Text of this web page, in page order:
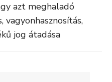
azt meghaladó
jog átadása